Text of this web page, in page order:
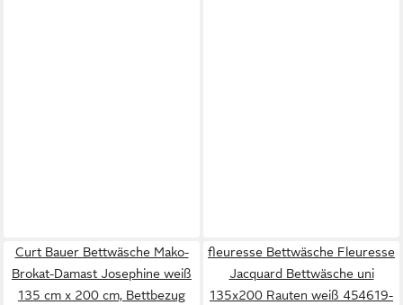
Curt Bauer Bettwäsche Mako-
Brokat-Damast Josephine weiß
135 cm x 200 cm, Bettbezug
fleuresse Bettwäsche Fleuresse
Jacquard Bettwäsche uni
135x200 Rauten weiß 454619-